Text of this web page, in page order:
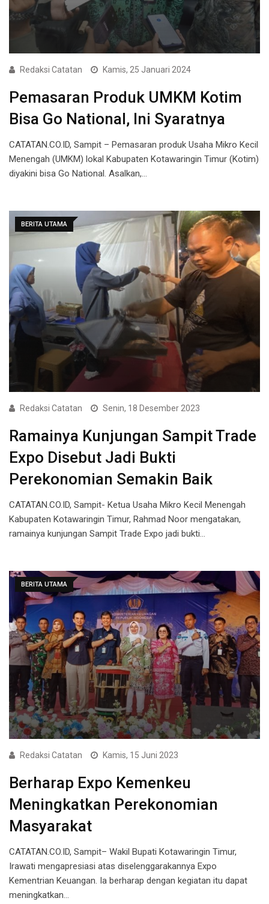
Redaksi Catatan Kamis, 25 Januari 2024
Pemasaran Produk UMKM Kotim
Bisa Go National, Ini Syaratnya
CATATAN.CO.ID, Sampit – Pemasaran produk Usaha Mikro Kecil
Menengah (UMKM) lokal Kabupaten Kotawaringin Timur (Kotim)
diyakini bisa Go National. Asalkan,…
BERITA UTAMA
Redaksi Catatan Senin, 18 Desember 2023
Ramainya Kunjungan Sampit Trade
Expo Disebut Jadi Bukti
Perekonomian Semakin Baik
CATATAN.CO.ID, Sampit- Ketua Usaha Mikro Kecil Menengah
Kabupaten Kotawaringin Timur, Rahmad Noor mengatakan,
ramainya kunjungan Sampit Trade Expo jadi bukti…
BERITA UTAMA
Redaksi Catatan Kamis, 15 Juni 2023
Berharap Expo Kemenkeu
Meningkatkan Perekonomian
Masyarakat
CATATAN.CO.ID, Sampit– Wakil Bupati Kotawaringin Timur,
Irawati mengapresiasi atas diselenggarakannya Expo
Kementrian Keuangan. Ia berharap dengan kegiatan itu dapat
meningkatkan…